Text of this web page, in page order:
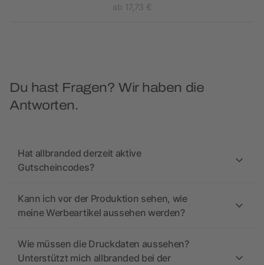
ab 17,73 €
Du hast Fragen? Wir haben die
Antworten.
Hat allbranded derzeit aktive
Gutscheincodes?
Kann ich vor der Produktion sehen, wie
meine Werbeartikel aussehen werden?
Wie müssen die Druckdaten aussehen?
Unterstützt mich allbranded bei der